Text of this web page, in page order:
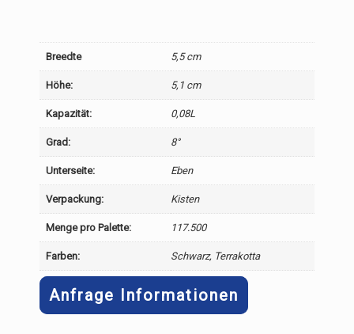
Breedte 5,5 cm
Höhe: 5,1 cm
Kapazität: 0,08L
Grad: 8°
Unterseite: Eben
Verpackung: Kisten
Menge pro Palette: 117.500
Farben: Schwarz, Terrakotta
Anfrage Informationen